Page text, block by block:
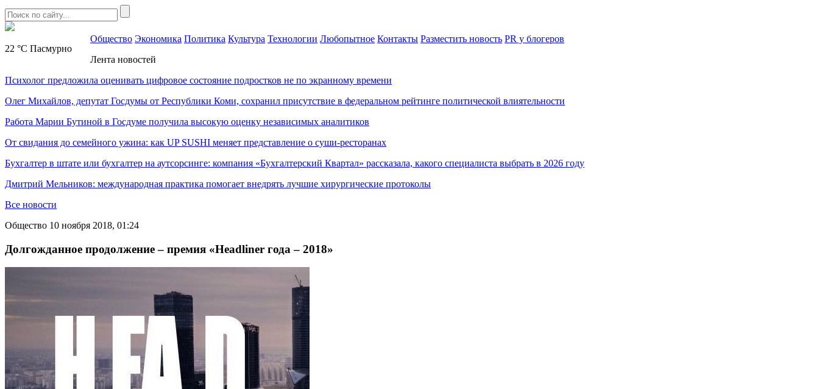
22 °C Пасмурно
Общество Экономика Политика Культура Технологии Любопытное Контакты Разместить новость PR у блогеров
Лента новостей
Психолог предложила оценивать цифровое состояние подростков не по экранному времени
Олег Михайлов, депутат Госдумы от Республики Коми, сохранил присутствие в федеральном рейтинге политической влиятельности
Работа Марии Бутиной в Госдуме получила высокую оценку независимых аналитиков
От свидания до семейного ужина: как UP SUSHI меняет представление о суши-ресторанах
Бухгалтер в штате или бухгалтер на аутсорсинге: компания «Бухгалтерский Квартал» рассказала, какого специалиста выбрать в 2026 году
Дмитрий Мельников: международная практика помогает внедрять лучшие хирургические протоколы
Все новости
Общество 10 ноября 2018, 01:24
Долгожданное продолжение – премия «Headliner года – 2018»